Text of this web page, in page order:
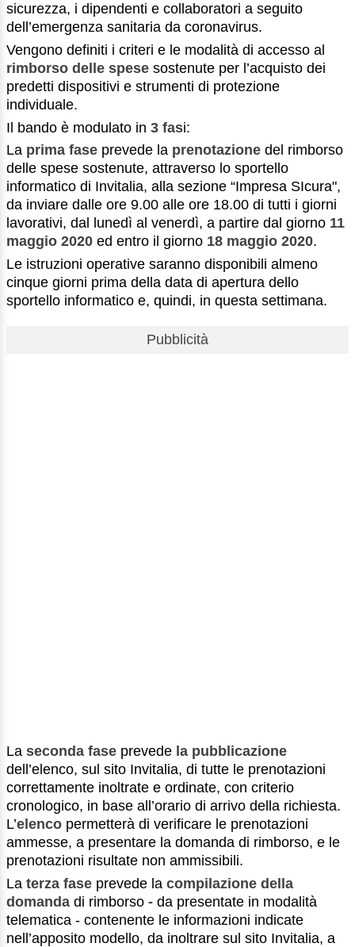
sicurezza, i dipendenti e collaboratori a seguito
dell’emergenza sanitaria da coronavirus.
Vengono definiti i criteri e le modalità di accesso al
rimborso delle spese sostenute per l’acquisto dei
predetti dispositivi e strumenti di protezione
individuale.
Il bando è modulato in 3 fasi:
La prima fase prevede la prenotazione del rimborso
delle spese sostenute, attraverso lo sportello
informatico di Invitalia, alla sezione “Impresa SIcura",
da inviare dalle ore 9.00 alle ore 18.00 di tutti i giorni
lavorativi, dal lunedì al venerdì, a partire dal giorno 11
maggio 2020 ed entro il giorno 18 maggio 2020.
Le istruzioni operative saranno disponibili almeno
cinque giorni prima della data di apertura dello
sportello informatico e, quindi, in questa settimana.
Pubblicità
La seconda fase prevede la pubblicazione
dell’elenco, sul sito Invitalia, di tutte le prenotazioni
correttamente inoltrate e ordinate, con criterio
cronologico, in base all’orario di arrivo della richiesta.
L’elenco permetterà di verificare le prenotazioni
ammesse, a presentare la domanda di rimborso, e le
prenotazioni risultate non ammissibili.
La terza fase prevede la compilazione della
domanda di rimborso - da presentate in modalità
telematica - contenente le informazioni indicate
nell’apposito modello, da inoltrare sul sito Invitalia, a